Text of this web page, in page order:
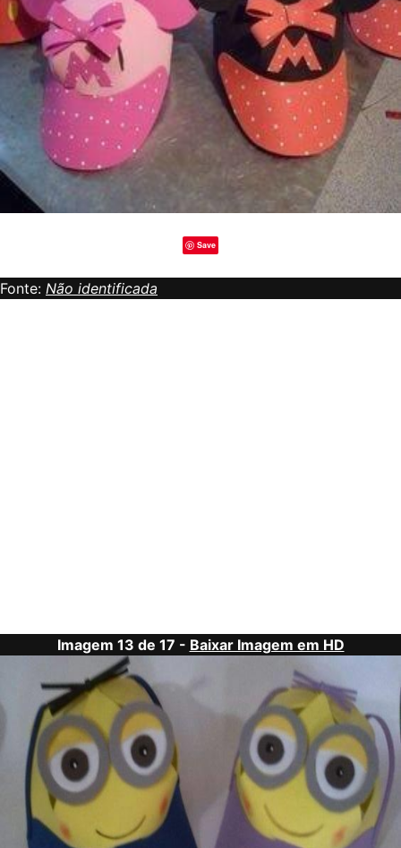
Save
Fonte: Não identificada
Imagem 13 de 17 - Baixar Imagem em HD